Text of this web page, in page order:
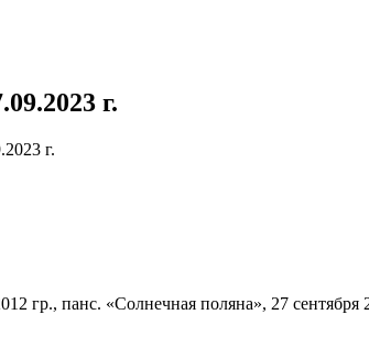
г.
г.
гр., панс. «Солнечная поляна», 27 сентября